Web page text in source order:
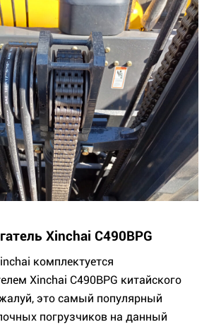
Xinchai C490BPG
комплектуется
Xinchai C490BPG китайского
это самый популярный
погрузчиков на данный